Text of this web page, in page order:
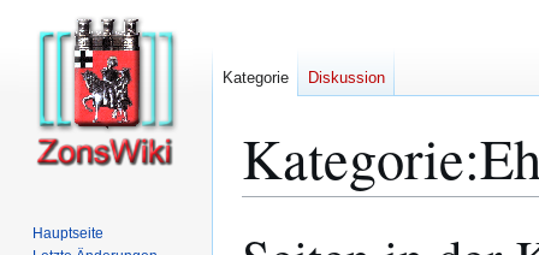
Kategorie:
Kategorie Diskussion
Hauptseite